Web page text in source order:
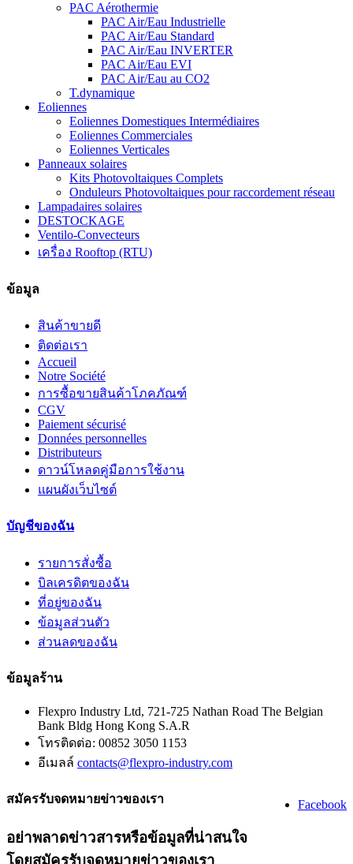
PAC Aérothermie
PAC Air/Eau Industrielle
PAC Air/Eau Standard
PAC Air/Eau INVERTER
PAC Air/Eau EVI
PAC Air/Eau au CO2
T.dynamique
Eoliennes
Eoliennes Domestiques Intermédiaires
Eoliennes Commerciales
Eoliennes Verticales
Panneaux solaires
Kits Photovoltaiques Complets
Onduleurs Photovoltaiques pour raccordement réseau
Lampadaires solaires
DESTOCKAGE
Ventilo-Convecteurs
เครื่อง Rooftop (RTU)
ข้อมูล
สินค้าขายดี
ติดต่อเรา
Accueil
Notre Société
การซื้อขายสินค้าโภคภัณฑ์
CGV
Paiement sécurisé
Données personnelles
Distributeurs
ดาวน์โหลดคู่มือการใช้งาน
แผนผังเว็บไซต์
บัญชีของฉัน
รายการสั่งซื้อ
บิลเครดิตของฉัน
ที่อยู่ของฉัน
ข้อมูลส่วนตัว
ส่วนลดของฉัน
ข้อมูลร้าน
Flexpro Industry Ltd, 721-725 Nathan Road The Belgian
Bank Bldg Hong Kong S.A.R
โทรติดต่อ: 00852 3050 1153
อีเมลล์ contacts@flexpro-industry.com
Facebook
สมัครรับจดหมายข่าวของเรา
อย่าพลาดข่าวสารหรือข้อมูลที่น่าสนใจ
โดยสมัครรับจดหมายข่าวของเรา